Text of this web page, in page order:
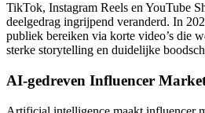
TikTok, Instagram Reels en YouTube
deelgedrag ingrijpend veranderd. In
publiek bereiken via korte video’s die
sterke storytelling en duidelijke
AI-gedreven Influencer